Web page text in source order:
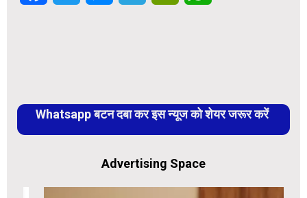
Whatsapp बटन दबा कर इस न्यूज को शेयर जरूर करें
Advertising Space